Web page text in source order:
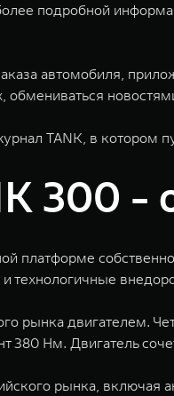
подробной
автомобиля,
TANK, в котором
300 -
платформе
технологичные
рынка двигателем.
Нм. Двигатель
рынка, включая